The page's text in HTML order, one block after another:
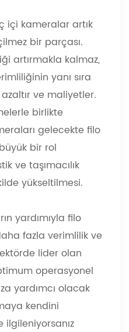
içi kameralar artık
bir parçası.
artırmakla kalmaz,
yanı sıra
ve maliyetler.
birlikte
gelecekte filo
bir rol
ve taşımacılık
yükseltilmesi.
yardımıyla filo
fazla verimlilik ve
lider olan
operasyonel
yardımcı olacak
kendini
ilgileniyorsanız